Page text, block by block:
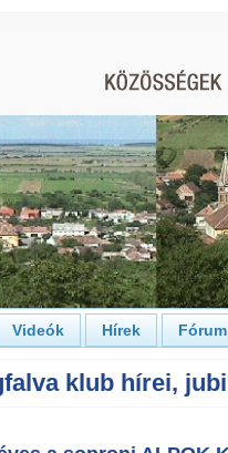
Videók Hírek Fórum
klub hírei,